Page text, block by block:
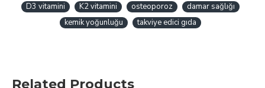
D3 vitamini
K2 vitamini osteoporoz
damar sağlığı
kemik yoğunluğu
takviye edici gıda
Related Products